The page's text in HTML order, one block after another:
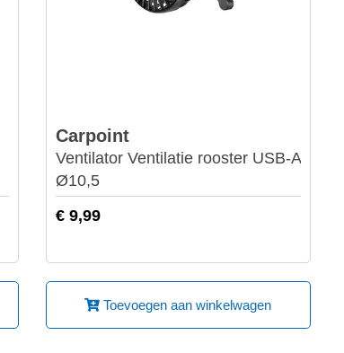
Carpoint
Ventilator Ventilatie rooster USB-A
Ø10,5
€ 9,99
Toevoegen aan winkelwagen